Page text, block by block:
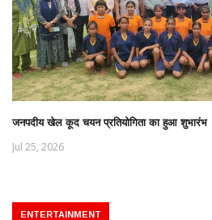
जनपदीय खेल कूद चयन प्रतियोगिता का हुआ शुभारंभ
Jul 25, 2026
ENTERTAINMENT